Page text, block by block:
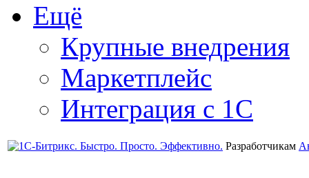
Ещё
Крупные внедрения
Маркетплейс
Интеграция с 1С
Разработчикам